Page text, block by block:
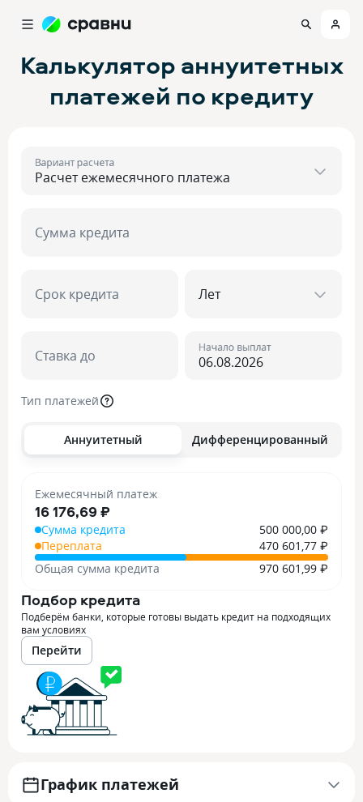
Калькулятор аннуитетных
платежей по кредиту
Вариант расчета
Сумма кредита
Срок кредита
Ставка до Начало выплат
Тип платежей
Аннуитетный Дифференцированный
Ежемесячный платеж
16 176,69 ₽
Сумма кредита
500 000,00 ₽
Переплата
470 601,77 ₽
Общая сумма кредита
970 601,99 ₽
Подбор кредита
Подберём банки, которые готовы выдать кредит на подходящих
вам условиях
Перейти
График платежей